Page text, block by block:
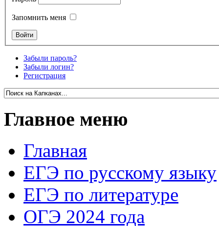
Запомнить меня
Забыли пароль?
Забыли логин?
Регистрация
Главное меню
Главная
ЕГЭ по русскому языку
ЕГЭ по литературе
ОГЭ 2024 года